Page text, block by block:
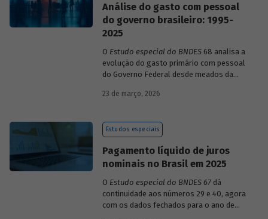
Análise do gasto com pessoal
do governo brasileiro: 1995-
2025
O Estudo especial do BNDES68 analisa a
evolução do gasto primário com pessoal
do Governo Federal desde meados da
durante esse período e as mudanças
23 de março, 2026
Estudos especiais
Pagamento líquido de juros
nominais no Brasil em 2025
O Estudo especial do BNDES 67dá
continuidade aos números 29 e 40, agora
com os dados fechados para o ano de